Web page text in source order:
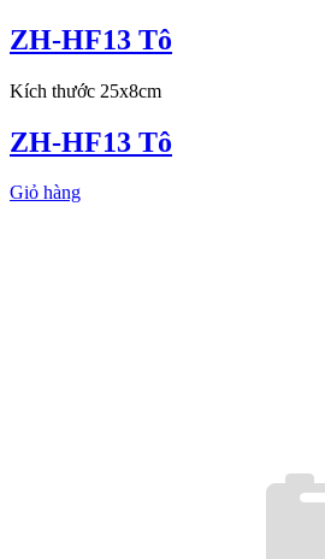
ZH-HF13 Tô
Kích thước 25x8cm
ZH-HF13 Tô
Giỏ hàng